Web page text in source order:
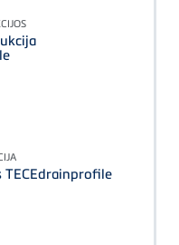
TECEdrainprofile